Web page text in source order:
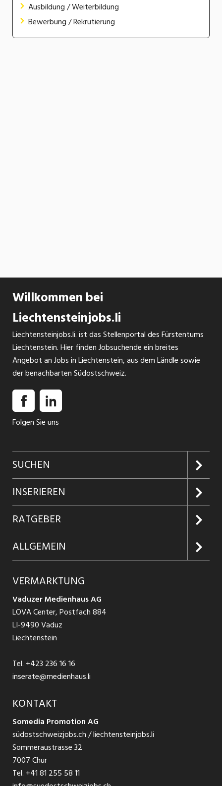
Ausbildung / Weiterbildung
Bewerbung / Rekrutierung
Willkommen bei
Liechtensteinjobs.li
Liechtensteinjobs.li. ist das Stellenportal des Fürstentums
Liechtenstein. Hier finden Jobsuchende ein breites
Angebot an Jobs in Liechtenstein, aus dem Ländle sowie
der benachbarten Südostschweiz.
Folgen Sie uns
SUCHEN
Jobs suchen
Jobabo
Firmen entdecken
Jobs in Graubünden
Jobs in St. Gallen
Jobs in Glarus
Jobs in der Südostschweiz
Temporär Jobs
Teilzeit Jobs
Praktikum
INSERIEREN
Kundenlogin
Inserieren
Produkte
Schnittstelle
RATGEBER
Glossar
Ratgeber Bewerbung / Rekrutierung
ALLGEMEIN
AGB
Datenschutzbestimmungen
Nutzungsbedingungen
Impressum
VERMARKTUNG
Vaduzer Medienhaus AG
LOVA Center, Postfach 884
LI-9490 Vaduz
Liechtenstein
Tel. +423 236 16 16
inserate@medienhaus.li
KONTAKT
Somedia Promotion AG
südostschweizjobs.ch / liechtensteinjobs.li
Sommeraustrasse 32
7007 Chur
Tel. +41 81 255 58 11